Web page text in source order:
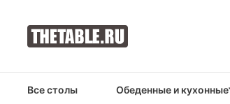
Все столы Обеденные и кухонные